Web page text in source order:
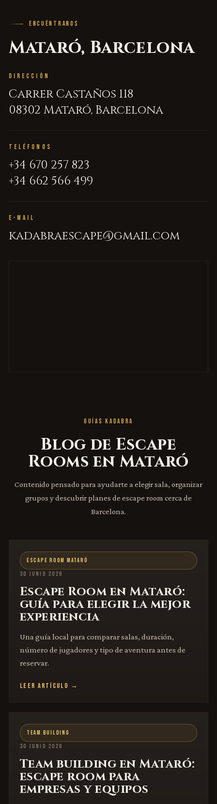
ENCUÉNTRANOS
Mataró, Barcelona
DIRECCIÓN
Carrer Castaños 118
08302 Mataró, Barcelona
TELÉFONOS
+34 670 257 823
+34 662 566 499
E-MAIL
kadabraescape@gmail.com
GUÍAS KADABRA
Blog de Escape
Rooms en Mataró
Contenido pensado para ayudarte a elegir sala, organizar
grupos y descubrir planes de escape room cerca de
Barcelona.
ESCAPE ROOM MATARÓ
30 JUNIO 2026
Escape Room en Mataró:
guía para elegir la mejor
experiencia
Una guía local para comparar salas, duración,
número de jugadores y tipo de aventura antes de
reservar.
LEER ARTÍCULO →
TEAM BUILDING
30 JUNIO 2026
Team building en Mataró:
escape room para
empresas y equipos